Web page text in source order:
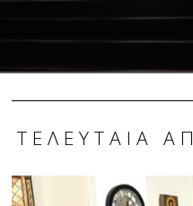
ΤΕΛΕΥΤΑΊΑ